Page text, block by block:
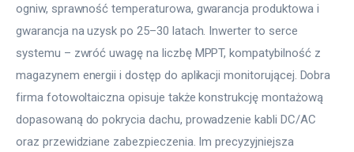
ogniw, sprawność temperaturowa, gwarancja produktowa i
gwarancja na uzysk po 25–30 latach. Inwerter to serce
systemu – zwróć uwagę na liczbę MPPT, kompatybilność z
magazynem energii i dostęp do aplikacji monitorującej. Dobra
firma fotowoltaiczna opisuje także konstrukcję montażową
dopasowaną do pokrycia dachu, prowadzenie kabli DC/AC
oraz przewidziane zabezpieczenia. Im precyzyjniejsza